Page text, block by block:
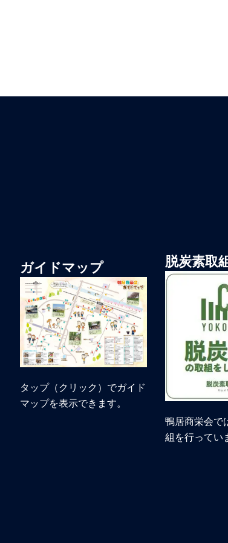
ガイドマップ
タップ（クリック）でガイド
マップを表示できます。
脱炭素取
鴨居商栄会で
組を行ってい